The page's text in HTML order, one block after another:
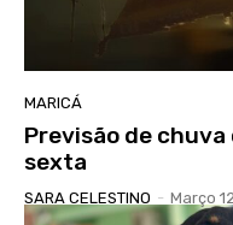
MARICÁ
Previsão de
sexta
SARA CELESTINO - Março